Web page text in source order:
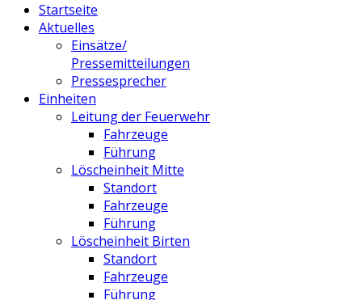
Startseite
Aktuelles
Einsätze/
Pressemitteilungen
Pressesprecher
Einheiten
Leitung der Feuerwehr
Fahrzeuge
Führung
Löscheinheit Mitte
Standort
Fahrzeuge
Führung
Löscheinheit Birten
Standort
Fahrzeuge
Führung